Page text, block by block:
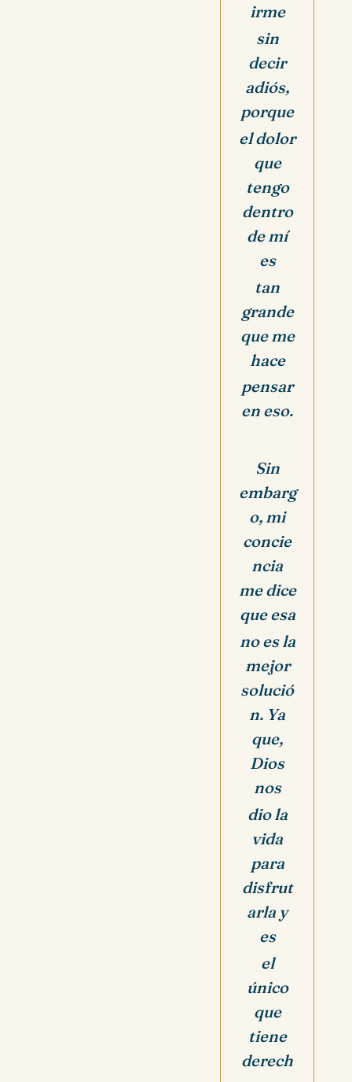
irme
sin
decir
adiós,
porque
el dolor
que
tengo
dentro
de mí
es
tan
grande
que me
hace
pensar
en eso.
Sin
embarg
o, mi
concie
ncia
me dice
que esa
no es la
mejor
solució
n. Ya
que,
Dios
nos
dio la
vida
para
disfrut
arla y
es
el
único
que
tiene
derech